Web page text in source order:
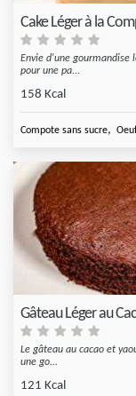
Cake Léger à la
Envie d'une gourmandise
pour une pa...
158 Kcal
Compote sans sucre,
Gâteau Léger au
Le gâteau au cacao et
une go...
121 Kcal